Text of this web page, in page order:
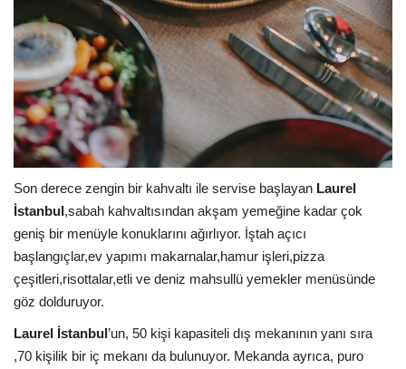
Son derece zengin bir kahvaltı ile servise başlayan Laurel
İstanbul,sabah kahvaltısından akşam yemeğine kadar çok
geniş bir menüyle konuklarını ağırlıyor. İştah açıcı
başlangıçlar,ev yapımı makarnalar,hamur işleri,pizza
çeşitleri,risottalar,etli ve deniz mahsullü yemekler menüsünde
göz dolduruyor.
Laurel İstanbul’un, 50 kişi kapasiteli dış mekanının yanı sıra
,70 kişilik bir iç mekanı da bulunuyor. Mekanda ayrıca, puro